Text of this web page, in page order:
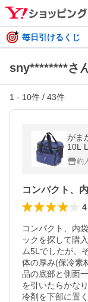
毎日引けるくじ
sny********さ
1 - 10件 / 43件
がま
10L
釣
4
コンパクト、内
ックを探して購
ム5Lでしたが、
体の厚み(保冷素
品の底部と側面
を引いたらかな
冷剤を下部に置